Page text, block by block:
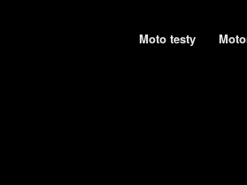
Moto testy